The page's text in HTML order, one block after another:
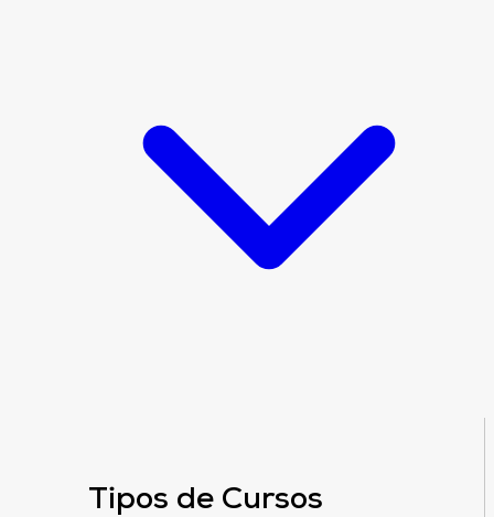
Tipos de Cursos